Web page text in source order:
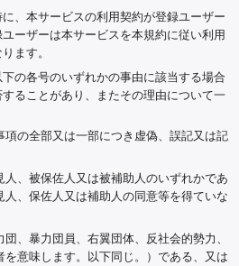
、本サービスの利用契約が登録ユーザー
ーザーは本サービスを本規約に従い利用
ます。
の各号のいずれかの事由に該当する場合
ることがあり、またその理由について一
項の全部又は一部につき虚偽、誤記又は記
人、被保佐人又は被補助人のいずれかであ
人、保佐人又は補助人の同意等を得ていな
、暴力団員、右翼団体、反社会的勢力、
を意味します。以下同じ。）である、又は